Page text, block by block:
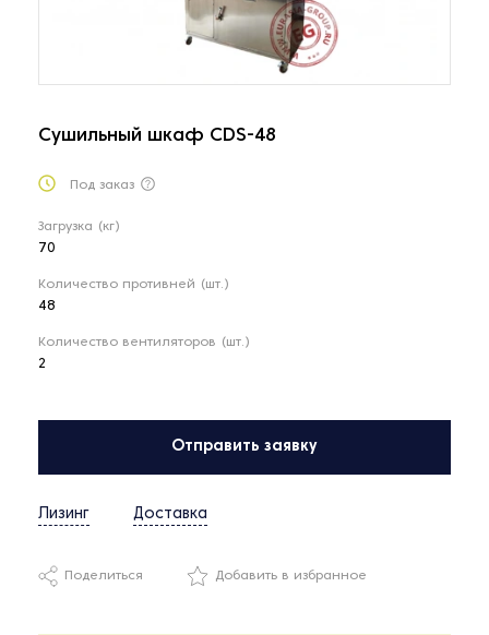
Сушильный шкаф CDS-48
Под заказ
Загрузка (кг)
70
Количество противней (шт.)
48
Количество вентиляторов (шт.)
2
Отправить заявку
Лизинг Доставка
Поделиться Добавить в избранное